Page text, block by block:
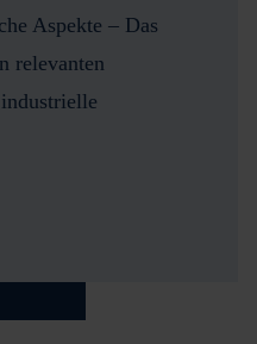
Aspekte – Das
relevanten